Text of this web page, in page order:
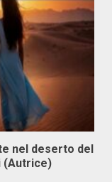
nel deserto del
(Autrice)